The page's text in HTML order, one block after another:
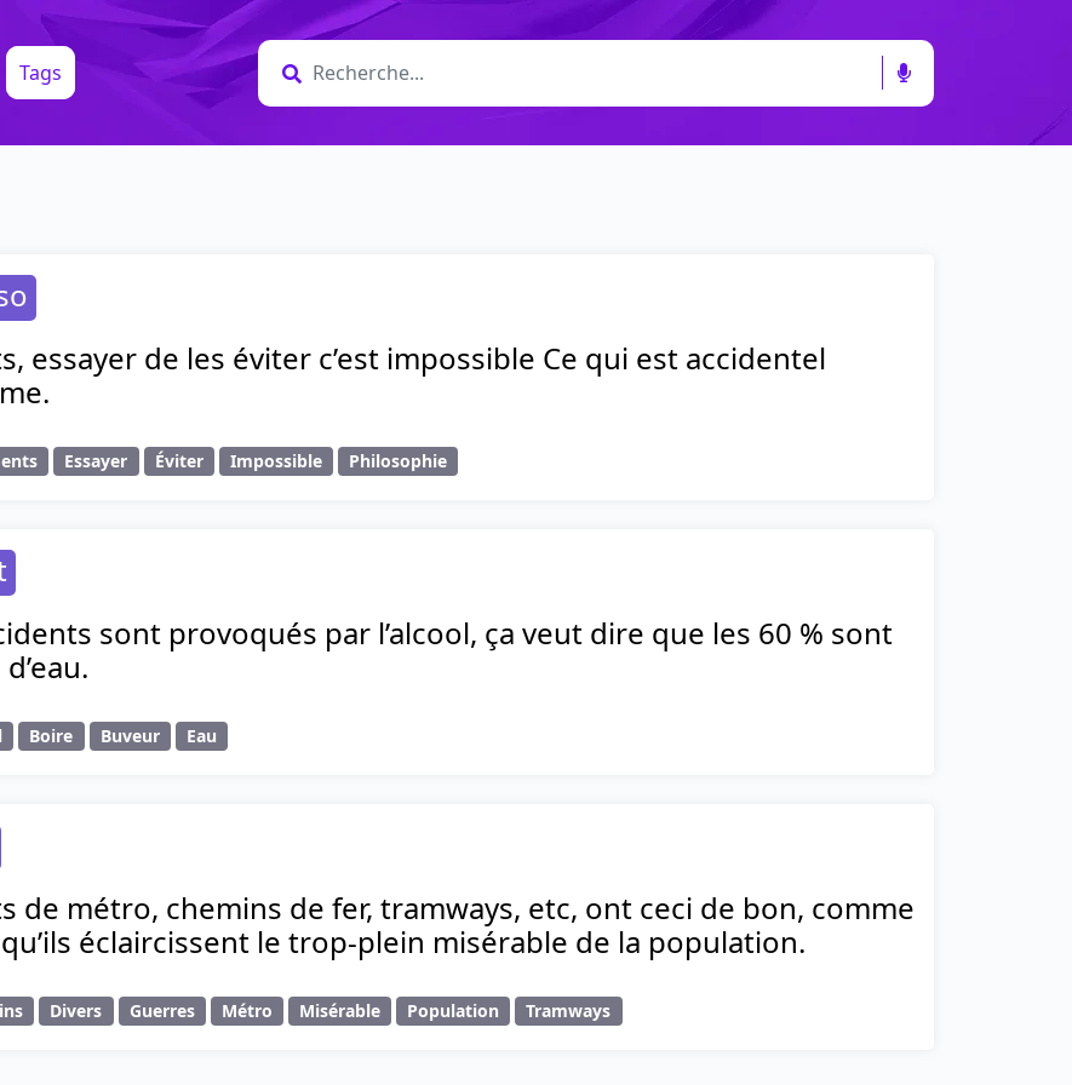
Tags
essayer de les éviter c’est impossible Ce qui est accidentel
Essayer Éviter Impossible Philosophie
sont provoqués par l’alcool, ça veut dire que les 60 % sont
Boire Buveur Eau
de métro, chemins de fer, tramways, etc, ont ceci de bon, comme
éclaircissent le trop-plein misérable de la population.
Divers Guerres Métro Misérable Population Tramways